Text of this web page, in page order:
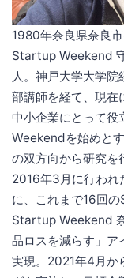
1980年奈良県奈良
Startup Weekend
人。神戸大学大学
部講師を経て、現在
中小企業にとって
Weekendを始めと
の双方向から研究を
2016年3月に行わ
に、これまで16回
Startup Weekend
品ロスを減らす」ア
実現。2021年4月か